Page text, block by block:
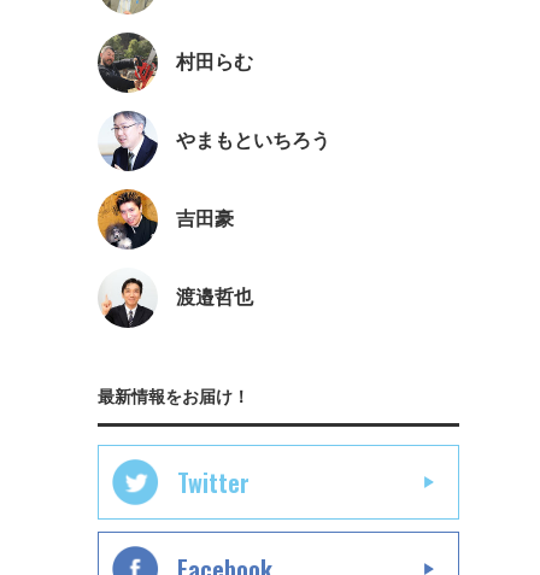
村田らむ
やまもといちろう
吉田豪
渡邉哲也
最新情報をお届け！
Twitter